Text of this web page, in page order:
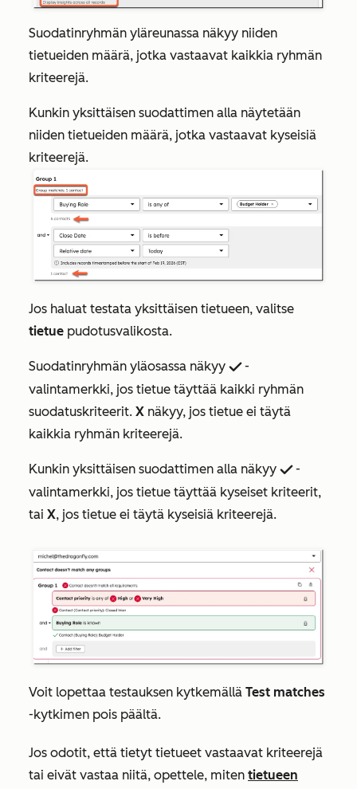
Suodatinryhmän yläreunassa näkyy niiden
tietueiden määrä, jotka vastaavat kaikkia ryhmän
kriteerejä.
Kunkin yksittäisen suodattimen alla näytetään
niiden tietueiden määrä, jotka vastaavat kyseisiä
kriteerejä.
Jos haluat testata yksittäisen tietueen, valitse
tietue pudotusvalikosta.
Suodatinryhmän yläosassa näkyy success checkmark-
valintamerkki, jos tietue täyttää kaikki ryhmän
suodatuskriteerit. X näkyy, jos tietue ei täytä
kaikkia ryhmän kriteerejä.
Kunkin yksittäisen suodattimen alla näkyy success checkmark-
valintamerkki, jos tietue täyttää kyseiset kriteerit,
tai X, jos tietue ei täytä kyseisiä kriteerejä.
Voit lopettaa testauksen kytkemällä Test matches
-kytkimen pois päältä.
Jos odotit, että tietyt tietueet vastaavat kriteerejä
tai eivät vastaa niitä, opettele, miten tietueen